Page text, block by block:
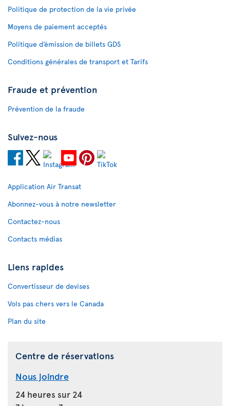
Politique de protection de la vie privée
Moyens de paiement acceptés
Politique d’émission de billets GDS
Conditions générales de transport et Tarifs
Fraude et prévention
Prévention de la fraude
Suivez-nous
Application Air Transat
Abonnez-vous à notre newsletter
Contactez-nous
Contacts médias
Liens rapides
Convertisseur de devises
Vols pas chers vers le Canada
Plan du site
Centre de réservations
Nous joindre
24 heures sur 24